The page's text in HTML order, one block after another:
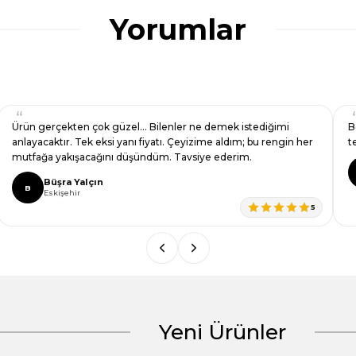
Yorumlar
güzel… Bilenler ne demek istediğimi
yanı fiyatı. Çeyizime aldım; bu rengin her
düşündüm. Tavsiye ederim.
Ben bu ürünü çok
teslim aldım
Yeni Ürünler